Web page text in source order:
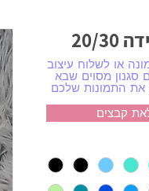
קופסת אחסון תעודת לידה 20/30
או לשלוח עיצוב
סגנון מסוים שבא
קבצים